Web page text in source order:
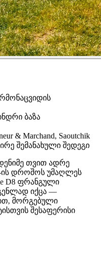
ბაზა
& Marchand, Saoutchik
შემანახული შედეგი
თვით ადრე
ის დროშოს უმაღლეს
D8 ფრანგული
იქცა —
მორგებული
შესაფერისი